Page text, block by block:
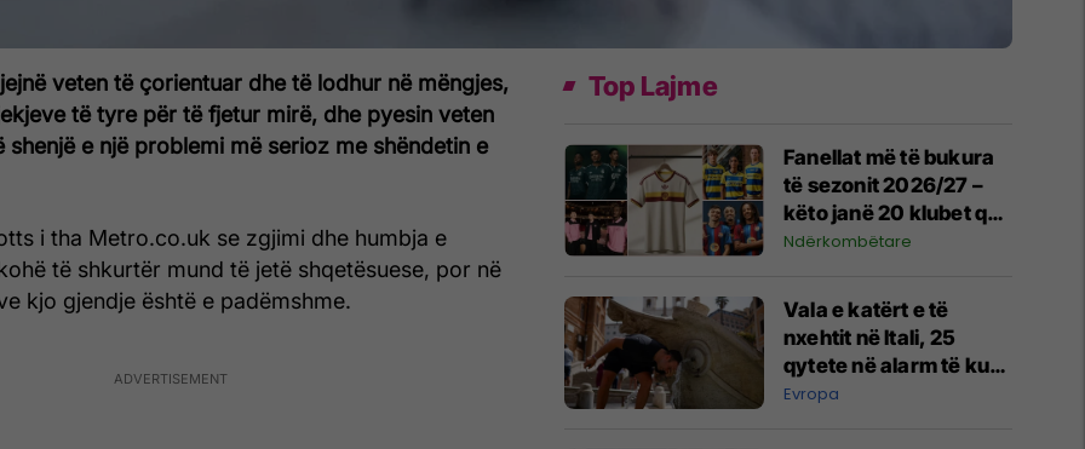
veten të çorientuar dhe të lodhur në mëngjes,
të tyre për të fjetur mirë, dhe pyesin veten
shenjë e një problemi më serioz me shëndetin e
i tha Metro.co.uk se zgjimi dhe humbja e
të shkurtër mund të jetë shqetësuese, por në
kjo gjendje është e padëmshme.
Top Lajme
Fanellat më të bukura
të sezonit 2026/27 –
këto janë 20 klubet që
spikatën me dizajnin e
Ndërkombëtare
Vala e katërt e të
nxehtit në Itali, 25
qytete në alarm të kuq
- probleme me
Evropa